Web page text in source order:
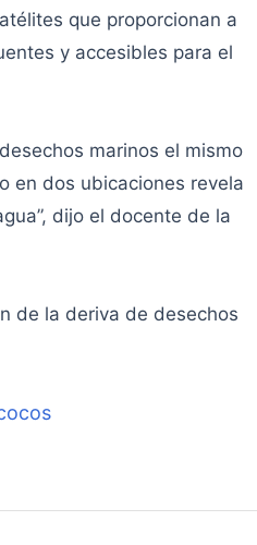
que proporcionan a
y accesibles para el
marinos el mismo
en dos ubicaciones revela
dijo el docente de la
de la deriva de desechos